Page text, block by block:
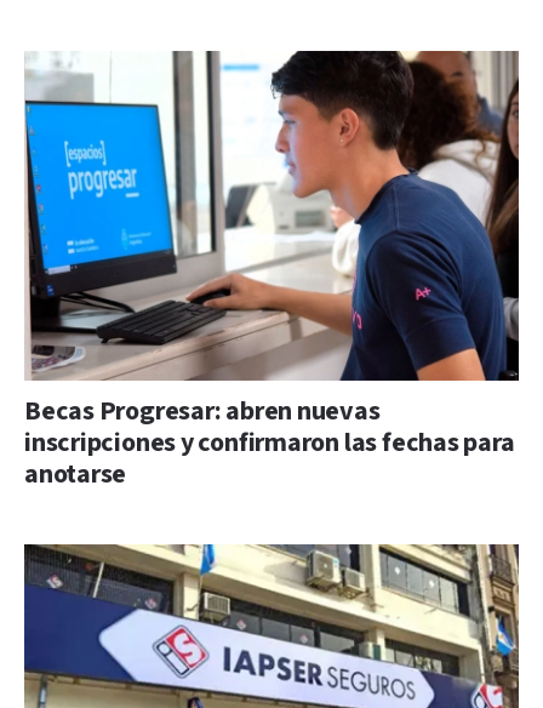
Becas Progresar: abren nuevas
inscripciones y confirmaron las fechas para
anotarse